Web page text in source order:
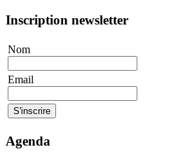
Inscription newsletter
Nom
Email
Agenda